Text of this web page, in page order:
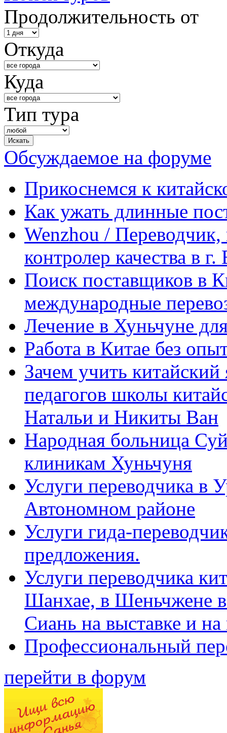
Продолжительность от
Откуда
Куда
Тип тура
Обсуждаемое на форуме
Прикоснемся к
Как ужать длинные
Wenzhou / Переводчик,
контролер качества в
Поиск поставщиков в
международные
Лечение в Хуньчуне
Работа в Китае без
Зачем учить
педагогов школы
Натальи и Никиты Ван
Народная больница
клиникам Хуньчуня
Услуги переводчика в
Автономном районе
Услуги гида-
предложения.
Услуги переводчика
Шанхае, в Шеньчжене
Сиань на выставке и
Профессиональный
перейти в форум